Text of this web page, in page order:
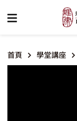
首頁 學堂講座